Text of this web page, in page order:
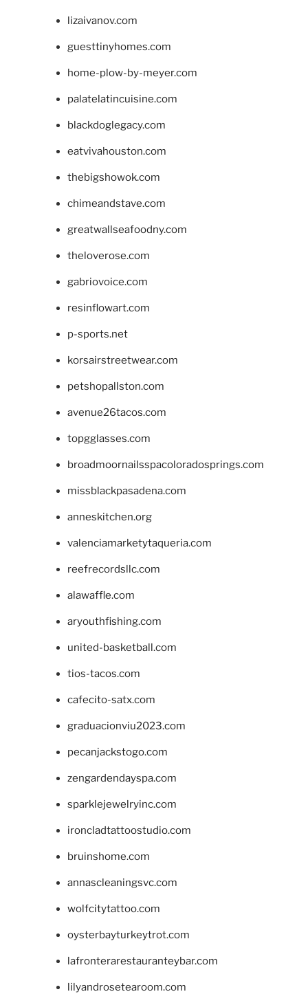
lizaivanov.com
guesttinyhomes.com
home-plow-by-meyer.com
palatelatincuisine.com
blackdoglegacy.com
eatvivahouston.com
thebigshowok.com
chimeandstave.com
greatwallseafoodny.com
theloverose.com
gabriovoice.com
resinflowart.com
p-sports.net
korsairstreetwear.com
petshopallston.com
avenue26tacos.com
topgglasses.com
broadmoornailsspacoloradosprings.com
missblackpasadena.com
anneskitchen.org
valenciamarketytaqueria.com
reefrecordsllc.com
alawaffle.com
aryouthfishing.com
united-basketball.com
tios-tacos.com
cafecito-satx.com
graduacionviu2023.com
pecanjackstogo.com
zengardendayspa.com
sparklejewelryinc.com
ironcladtattoostudio.com
bruinshome.com
annascleaningsvc.com
wolfcitytattoo.com
oysterbayturkeytrot.com
lafronterarestauranteybar.com
lilyandrosetearoom.com